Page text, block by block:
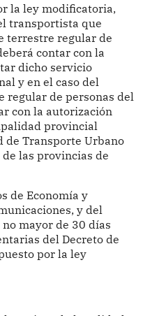
la ley modificatoria,
transportista que
terrestre regular de
contar con la
dicho servicio
y en el caso del
regular de personas del
con la autorización
provincial
de Transporte Urbano
las provincias de
de Economía y
y del
mayor de 30 días
del Decreto de
por la ley